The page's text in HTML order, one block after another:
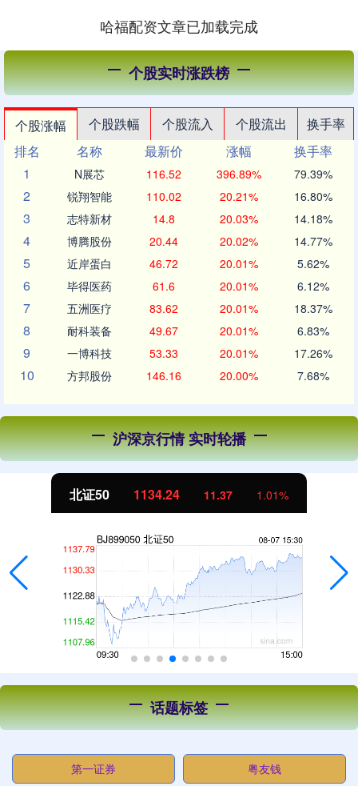
哈福配资文章已加载完成
个股实时涨跌榜
个股涨幅 个股跌幅 个股流入 个股流出
换手率
排名
名称 最新价 涨幅
换手率
1
N展芯 116.52 396.89% 79.39%
2 锐翔智能 110.02 20.21% 16.80%
3 志特新材 14.8 20.03% 14.18%
4 博腾股份 20.44 20.02% 14.77%
5 近岸蛋白 46.72 20.01% 5.62%
6 毕得医药 61.6 20.01% 6.12%
7 五洲医疗 83.62 20.01% 18.37%
8 耐科装备 49.67 20.01% 6.83%
9 一博科技 53.33 20.01% 17.26%
10 方邦股份 146.16 20.00% 7.68%
沪深京行情 实时轮播
北证50 1134.24 11.37 1.01%
话题标签
第一证券 粤友钱